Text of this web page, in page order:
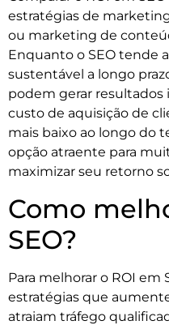
estratégias de
ou marketing de
Enquanto o SEO tende
sustentável a longo
podem gerar
custo de aquisição de
mais baixo ao longo do
opção atraente para
maximizar seu retorno
Como
SEO?
Para melhorar o ROI em
estratégias que
atraiam tráfego